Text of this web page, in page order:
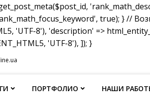
true); } //
'UTF-8'), 'description' =>
'UTF-8'), ]); }
ПОРТФОЛИО НАШИ